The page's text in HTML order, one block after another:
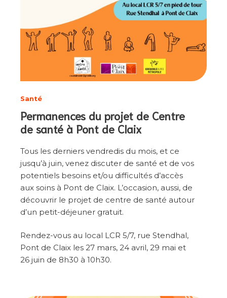
Santé
Permanences du projet de Centre
de santé à Pont de Claix
Tous les derniers vendredis du mois, et ce
jusqu’à juin, venez discuter de santé et de vos
potentiels besoins et/ou difficultés d’accès
aux soins à Pont de Claix. L’occasion, aussi, de
découvrir le projet de centre de santé autour
d’un petit-déjeuner gratuit.
Rendez-vous au local LCR 5/7, rue Stendhal,
Pont de Claix les 27 mars, 24 avril, 29 mai et
26 juin de 8h30 à 10h30.